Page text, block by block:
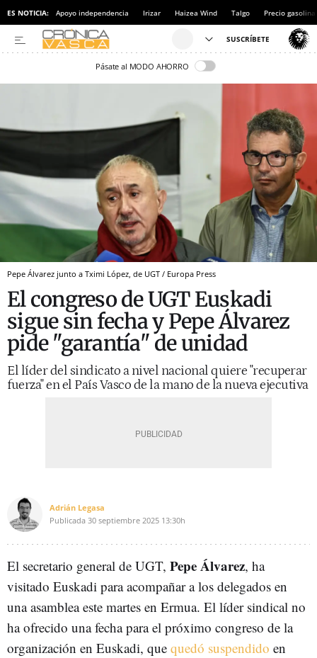
ES NOTICIA: Apoyo independencia Irizar Haizea Wind Talgo Precio gasolina
Pásate al MODO AHORRO
Pepe Álvarez junto a Tximi López, de UGT / Europa Press
El congreso de UGT Euskadi
sigue sin fecha y Pepe Álvarez
pide "garantía" de unidad
El líder del sindicato a nivel nacional quiere "recuperar
fuerza" en el País Vasco de la mano de la nueva ejecutiva
Adrián Legasa
Publicada 30 septiembre 2025 13:30h
El secretario general de UGT, Pepe Álvarez, ha
visitado Euskadi para acompañar a los delegados en
una asamblea este martes en Ermua. El líder sindical no
ha ofrecido una fecha para el próximo congreso de la
organización en Euskadi, que quedó suspendido en